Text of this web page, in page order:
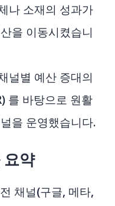
나 소재의 성과가
을 이동시켰습니
널별 예산 증대의
를 바탕으로 원활
을 운영했습니다.
약
채널(구글, 메타,